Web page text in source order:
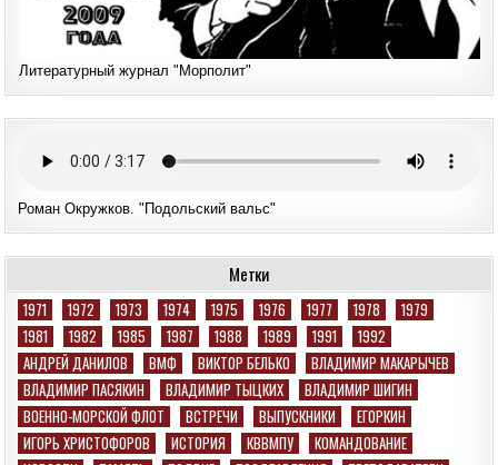
Литературный журнал "Морполит"
Роман Окружков. "Подольский вальс"
Метки
1971 1972 1973 1974 1975 1976 1977 1978
1979
1981
1982 1985 1987 1988 1989 1991
1992
АНДРЕЙ ДАНИЛОВ
ВМФ ВИКТОР БЕЛЬКО
ВЛАДИМИР МАКАРЫЧЕВ
ВЛАДИМИР ПАСЯКИН
ВЛАДИМИР ТЫЦКИХ
ВЛАДИМИР ШИГИН
ВОЕННО-МОРСКОЙ ФЛОТ
ВСТРЕЧИ ВЫПУСКНИКИ
ЕГОРКИН
ИГОРЬ ХРИСТОФОРОВ
ИСТОРИЯ КВВМПУ
КОМАНДОВАНИЕ